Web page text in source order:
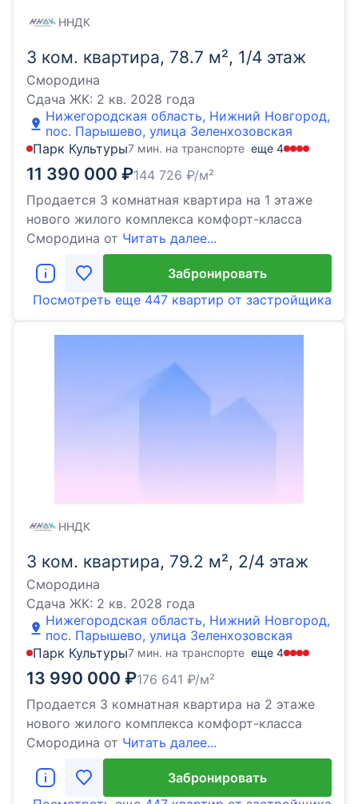
3 ком. квартира, 78.7 м², 1/4 этаж
Смородина
Сдача ЖК: 2 кв. 2028 года
Нижегородская область, Нижний Новгород,
пос. Парышево, улица Зеленхозовская
Парк Культуры7 мин. на транспорте еще 4
11 390 000 ₽144 726 ₽/м²
Продается 3 комнатная квартира на 1 этаже
нового жилого комплекса комфорт-класса
Cмородина от Читать далее...
ННДК
Забронировать
Посмотреть еще 447 квартир от застройщика
3 ком. квартира, 79.2 м², 2/4 этаж
Смородина
Сдача ЖК: 2 кв. 2028 года
Нижегородская область, Нижний Новгород,
пос. Парышево, улица Зеленхозовская
Парк Культуры7 мин. на транспорте еще 4
13 990 000 ₽176 641 ₽/м²
Продается 3 комнатная квартира на 2 этаже
нового жилого комплекса комфорт-класса
Cмородина от Читать далее...
ННДК
Забронировать